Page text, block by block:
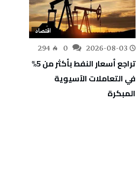
اقتصاد
2026-08-03
294
تراجع أسعار النفط بأكثر من 5%
في التعاملات الآسيوية
المبكرة